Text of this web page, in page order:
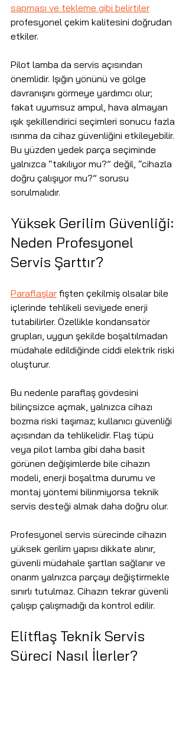
sapması ve tekleme gibi belirtiler
profesyonel çekim kalitesini doğrudan
etkiler.
Pilot lamba da servis açısından
önemlidir. Işığın yönünü ve gölge
davranışını görmeye yardımcı olur;
fakat uyumsuz ampul, hava almayan
ışık şekillendirici seçimleri sonucu fazla
ısınma da cihaz güvenliğini etkileyebilir.
Bu yüzden yedek parça seçiminde
yalnızca “takılıyor mu?” değil, “cihazla
doğru çalışıyor mu?” sorusu
sorulmalıdır.
Yüksek Gerilim Güvenliği:
Neden Profesyonel
Servis Şarttır?
Paraflaşlar fişten çekilmiş olsalar bile
içlerinde tehlikeli seviyede enerji
tutabilirler. Özellikle kondansatör
grupları, uygun şekilde boşaltılmadan
müdahale edildiğinde ciddi elektrik riski
oluşturur.
Bu nedenle paraflaş gövdesini
bilinçsizce açmak, yalnızca cihazı
bozma riski taşımaz; kullanıcı güvenliği
açısından da tehlikelidir. Flaş tüpü
veya pilot lamba gibi daha basit
görünen değişimlerde bile cihazın
modeli, enerji boşaltma durumu ve
montaj yöntemi bilinmiyorsa teknik
servis desteği almak daha doğru olur.
Profesyonel servis sürecinde cihazın
yüksek gerilim yapısı dikkate alınır,
güvenli müdahale şartları sağlanır ve
onarım yalnızca parçayı değiştirmekle
sınırlı tutulmaz. Cihazın tekrar güvenli
çalışıp çalışmadığı da kontrol edilir.
Elitflaş Teknik Servis
Süreci Nasıl İlerler?